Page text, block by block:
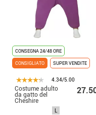
CONSEGNA 24/48 ORE
CONSIGLIATO
SUPER VENDITE
4.34/5.00
Costume adulto
da gatto del
Cheshire
L